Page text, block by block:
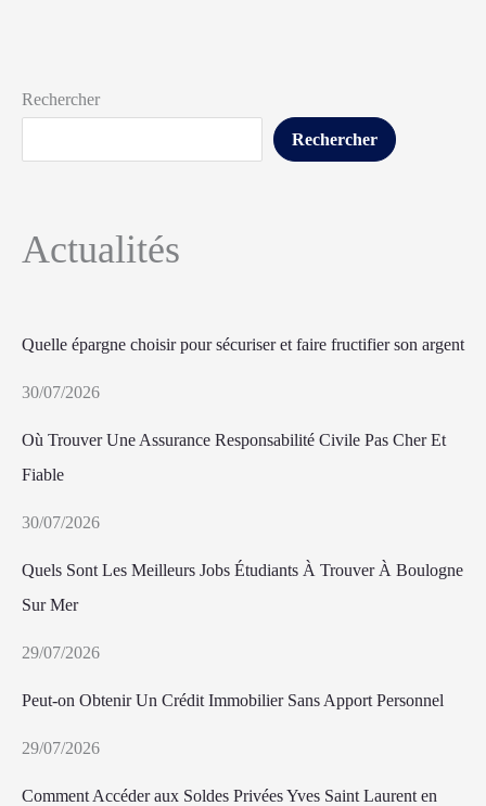
Rechercher
Rechercher
Actualités
Quelle épargne choisir pour sécuriser et faire fructifier son argent
30/07/2026
Où Trouver Une Assurance Responsabilité Civile Pas Cher Et
Fiable
30/07/2026
Quels Sont Les Meilleurs Jobs Étudiants À Trouver À Boulogne
Sur Mer
29/07/2026
Peut-on Obtenir Un Crédit Immobilier Sans Apport Personnel
29/07/2026
Comment Accéder aux Soldes Privées Yves Saint Laurent en